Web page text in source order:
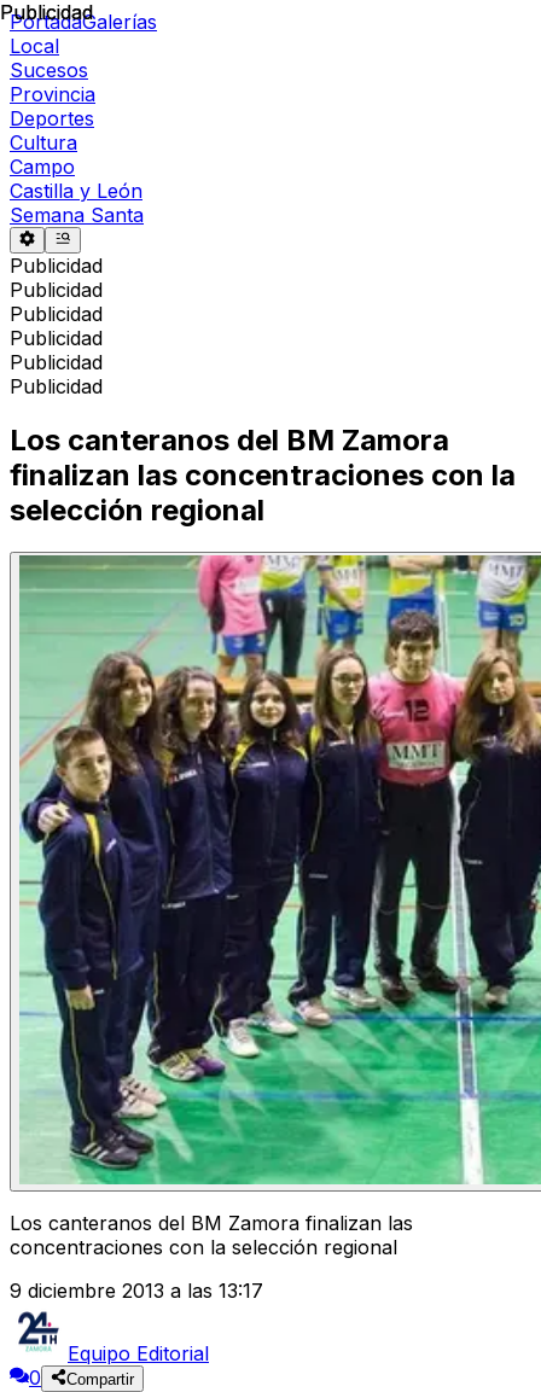
PortadaGalerías
Local
Sucesos
Provincia
Deportes
Cultura
Campo
Castilla y León
Semana Santa
Publicidad
Publicidad
Publicidad
Publicidad
Publicidad
Publicidad
Publicidad
Los canteranos del BM Zamora
finalizan las concentraciones con la
selección regional
Los canteranos del BM Zamora finalizan las
concentraciones con la selección regional
9 diciembre 2013 a las 13:17
Equipo Editorial
0
Compartir
Publicidad